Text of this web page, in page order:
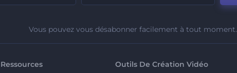
Vous pouvez vous désabonner facilement à tout moment.
Ressources Outils De Création Vidéo